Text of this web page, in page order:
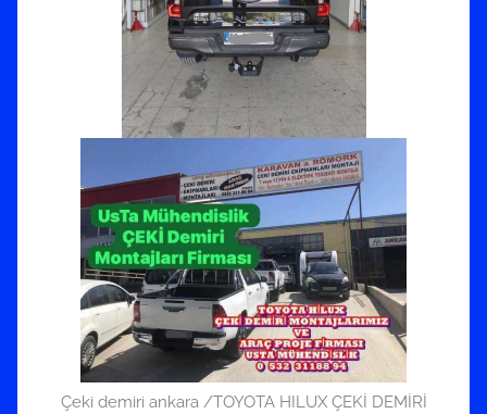
Çeki demiri ankara /TOYOTA HILUX ÇEKİ DEMİRİ